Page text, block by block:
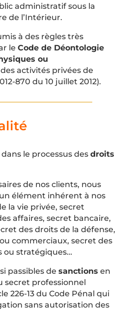
administratif sous la
de l’Intérieur.
à des règles très
le Code de Déontologie
ou
activités privées de
870 du 10 juillet 2012).
le processus des droits
de nos clients, nous
élément inhérent à nos
la vie privée, secret
affaires, secret bancaire,
des droits de la défense,
commerciaux, secret des
ou stratégiques…
passibles de sanctions en
secret professionnel
226-13 du Code Pénal qui
sans autorisation des